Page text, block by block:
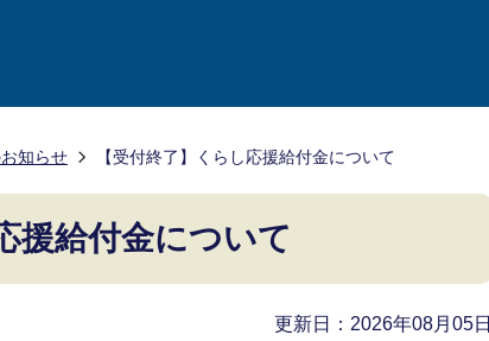
知らせ 【受付終了】くらし応援給付金について
援給付金について
更新日：2026年08月05日